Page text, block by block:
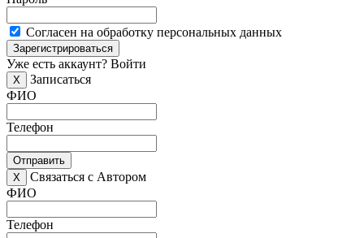
Согласен на обработку персональных данных
Зарегистрироваться
Уже есть аккаунт? Войти
X
Записаться
ФИО
Телефон
Отправить
X
Связаться с Автором
ФИО
Телефон